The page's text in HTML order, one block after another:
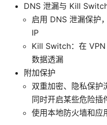
DNS 泄漏与 Kill
启用 DNS 泄漏保护
IP
Kill Switch：在
数据透漏
附加保护
双重加密、隐私保护
同时开启某些危险插
使用本地防火墙和应